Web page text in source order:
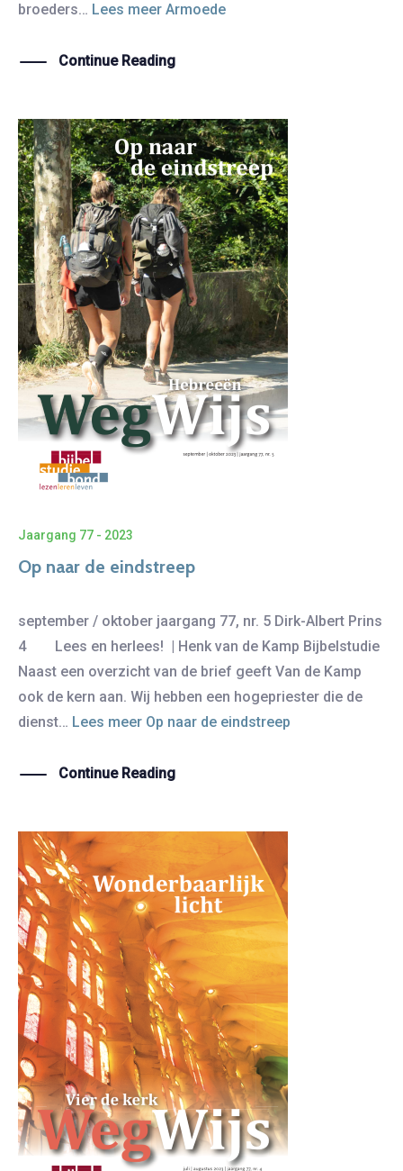
broeders… Lees meer Armoede
Continue Reading
Jaargang 77 - 2023
Op naar de eindstreep
september / oktober jaargang 77, nr. 5 Dirk-Albert Prins
4 Lees en herlees! | Henk van de Kamp Bijbelstudie
Naast een overzicht van de brief geeft Van de Kamp
ook de kern aan. Wij hebben een hogepriester die de
dienst… Lees meer Op naar de eindstreep
Continue Reading